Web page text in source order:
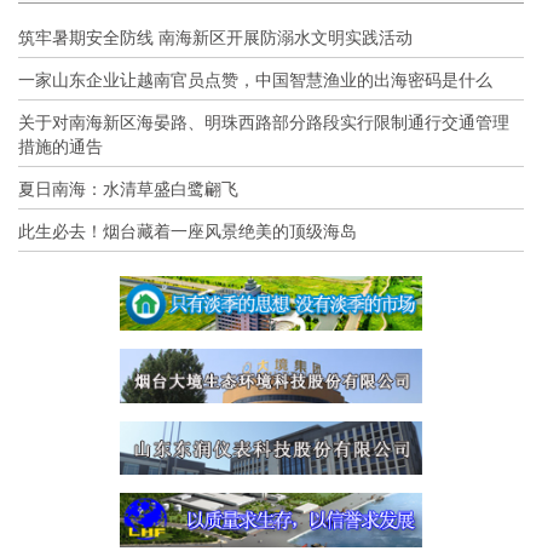
筑牢暑期安全防线 南海新区开展防溺水文明实践活动
一家山东企业让越南官员点赞，中国智慧渔业的出海密码是什么
关于对南海新区海晏路、明珠西路部分路段实行限制通行交通管理
措施的通告
夏日南海：水清草盛白鹭翩飞
此生必去！烟台藏着一座风景绝美的顶级海岛